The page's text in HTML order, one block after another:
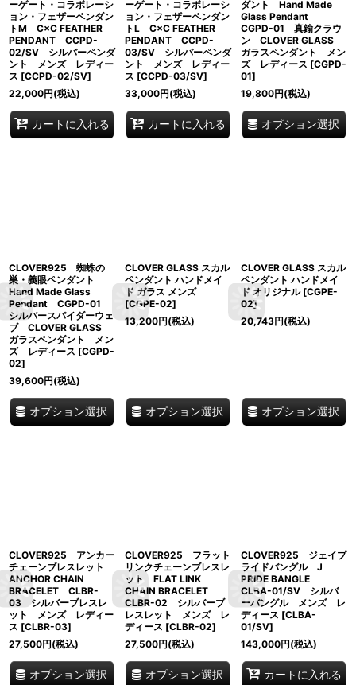
ーゲート・コラボレーシ
ョン・フェザーペンダン
トM C×C FEATHER
PENDANT CCPD-
02/SV シルバーペンダ
ント メンズ レディー
ス [CCPD-02/SV]
22,000円(税込)
カートに入れる
ーゲート・コラボレーシ
ョン・フェザーペンダン
トL C×C FEATHER
PENDANT CCPD-
03/SV シルバーペンダ
ント メンズ レディー
ス [CCPD-03/SV]
33,000円(税込)
カートに入れる
ダント Hand Made
Glass Pendant
CGPD-01 真鍮クラウ
ン CLOVER GLASS
ガラスペンダント メン
ズ レディース [CGPD-
01]
19,800円(税込)
オプション選択
CLOVER925 蜘蛛の
巣・義眼ペンダント
Hand Made Glass
Pendant CGPD-01
シルバースパイダーウェ
ブ CLOVER GLASS
ガラスペンダント メン
ズ レディース [CGPD-
02]
39,600円(税込)
オプション選択
CLOVER GLASS スカル
ペンダント ハンドメイ
ド ガラス メンズ
[CGPE-02]
13,200円(税込)
オプション選択
CLOVER GLASS スカル
ペンダント ハンドメイ
ド オリジナル [CGPE-
02]
20,743円(税込)
オプション選択
CLOVER925 アンカー
チェーンブレスレット
ANCHOR CHAIN
BRACELET CLBR-
03 シルバーブレスレ
ット メンズ レディー
ス [CLBR-03]
27,500円(税込)
オプション選択
CLOVER925 フラット
リンクチェーンブレスレ
ット FLAT LINK
CHAIN BRACELET
CLBR-02 シルバーブ
レスレット メンズ レ
ディース [CLBR-02]
27,500円(税込)
オプション選択
CLOVER925 ジェイプ
ライドバングル J
PRIDE BANGLE
CLBA-01/SV シルバ
ーバングル メンズ レ
ディース [CLBA-
01/SV]
143,000円(税込)
カートに入れる